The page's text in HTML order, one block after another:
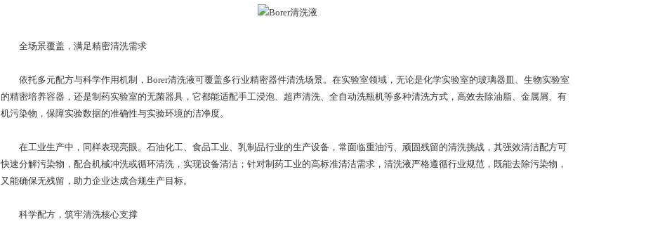
全场景覆盖，满足精密清洗需求
依托多元配方与科学作用机制，Borer清洗液可覆盖多行业精密器件清洗场景。在实验室领域，无论是化学实验室的玻璃器皿、生物实验室
的精密培养容器，还是制药实验室的无菌器具，它都能适配手工浸泡、超声清洗、全自动洗瓶机等多种清洗方式，高效去除油脂、金属屑、有
机污染物，保障实验数据的准确性与实验环境的洁净度。
在工业生产中，同样表现亮眼。石油化工、食品工业、乳制品行业的生产设备，常面临重油污、顽固残留的清洗挑战，其强效清洁配方可
快速分解污染物，配合机械冲洗或循环清洗，实现设备清洁；针对制药工业的高标准清洁需求，清洗液严格遵循行业规范，既能去除污染物，
又能确保无残留，助力企业达成合规生产目标。
科学配方，筑牢清洗核心支撑